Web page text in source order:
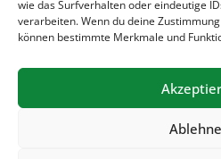
wie das Surfverhalten oder eindeutige
verarbeiten. Wenn du deine
können bestimmte Merkmale und
© 2026 Schule